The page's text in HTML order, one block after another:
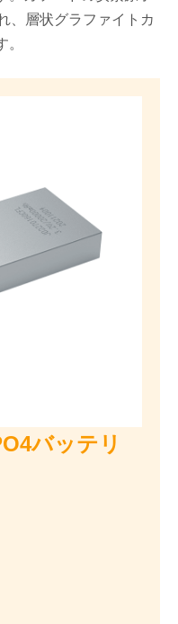
、層状グラファイトカ
バッテリ